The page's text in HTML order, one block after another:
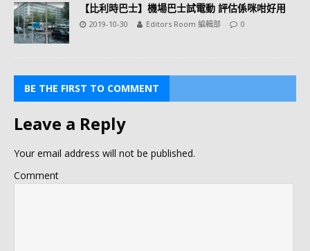
【比利時巴士】機場巴士試電動 評估係咪咁好用
2019-10-30 Editors Room 編輯部 0
BE THE FIRST TO COMMENT
Leave a Reply
Your email address will not be published.
Comment